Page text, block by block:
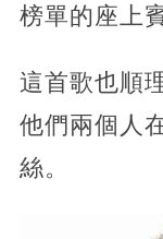
榜單的座上賓
這首歌也順
他們兩個人
絲。